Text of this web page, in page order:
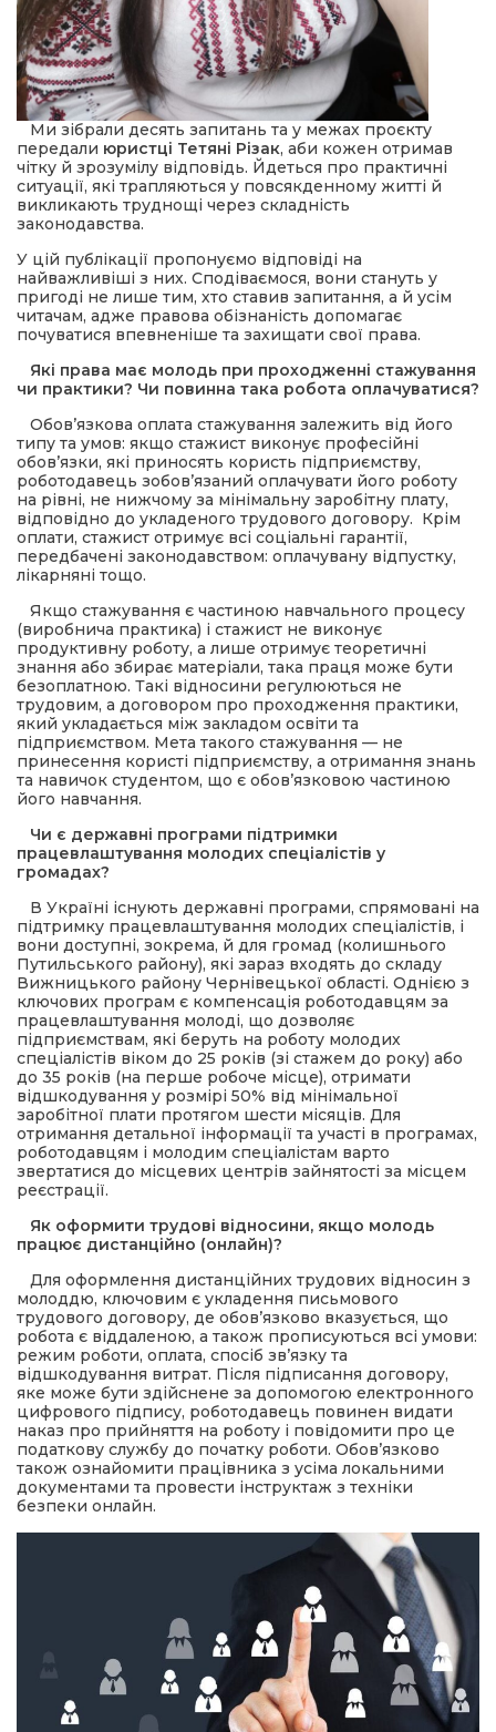
Ми зібрали десять запитань та у межах проєкту
передали юристці Тетяні Різак, аби кожен отримав
чітку й зрозумілу відповідь. Йдеться про практичні
ситуації, які трапляються у повсякденному житті й
викликають труднощі через складність
законодавства.
У цій публікації пропонуємо відповіді на
найважливіші з них. Сподіваємося, вони стануть у
пригоді не лише тим, хто ставив запитання, а й усім
читачам, адже правова обізнаність допомагає
почуватися впевненіше та захищати свої права.
Які права має молодь при проходженні стажування
чи практики? Чи повинна така робота оплачуватися?
Обов’язкова оплата стажування залежить від його
типу та умов: якщо стажист виконує професійні
обов’язки, які приносять користь підприємству,
роботодавець зобов’язаний оплачувати його роботу
на рівні, не нижчому за мінімальну заробітну плату,
відповідно до укладеного трудового договору. Крім
оплати, стажист отримує всі соціальні гарантії,
передбачені законодавством: оплачувану відпустку,
лікарняні тощо.
Якщо стажування є частиною навчального процесу
(виробнича практика) і стажист не виконує
продуктивну роботу, а лише отримує теоретичні
знання або збирає матеріали, така праця може бути
безоплатною. Такі відносини регулюються не
трудовим, а договором про проходження практики,
який укладається між закладом освіти та
підприємством. Мета такого стажування — не
принесення користі підприємству, а отримання знань
та навичок студентом, що є обов’язковою частиною
його навчання.
Чи є державні програми підтримки
працевлаштування молодих спеціалістів у
громадах?
В Україні існують державні програми, спрямовані на
підтримку працевлаштування молодих спеціалістів, і
вони доступні, зокрема, й для громад (колишнього
Путильського району), які зараз входять до складу
Вижницького району Чернівецької області. Однією з
ключових програм є компенсація роботодавцям за
працевлаштування молоді, що дозволяє
підприємствам, які беруть на роботу молодих
спеціалістів віком до 25 років (зі стажем до року) або
до 35 років (на перше робоче місце), отримати
відшкодування у розмірі 50% від мінімальної
заробітної плати протягом шести місяців. Для
отримання детальної інформації та участі в програмах,
роботодавцям і молодим спеціалістам варто
звертатися до місцевих центрів зайнятості за місцем
реєстрації.
Як оформити трудові відносини, якщо молодь
працює дистанційно (онлайн)?
Для оформлення дистанційних трудових відносин з
молоддю, ключовим є укладення письмового
трудового договору, де обов’язково вказується, що
робота є віддаленою, а також прописуються всі умови:
режим роботи, оплата, спосіб зв’язку та
відшкодування витрат. Після підписання договору,
яке може бути здійснене за допомогою електронного
цифрового підпису, роботодавець повинен видати
наказ про прийняття на роботу і повідомити про це
податкову службу до початку роботи. Обов’язково
також ознайомити працівника з усіма локальними
документами та провести інструктаж з техніки
безпеки онлайн.